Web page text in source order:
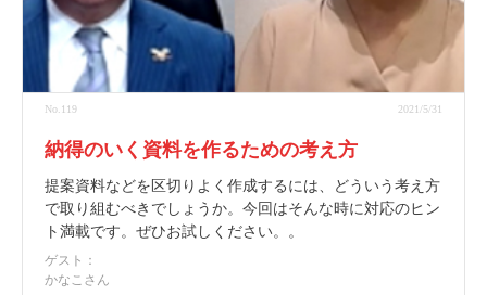
No.119 2021/5/31
納得のいく資料を作るための考え方
提案資料などを区切りよく作成するには、どういう考え方
で取り組むべきでしょうか。今回はそんな時に対応のヒン
ト満載です。ぜひお試しください。。
ゲスト：
かなこさん